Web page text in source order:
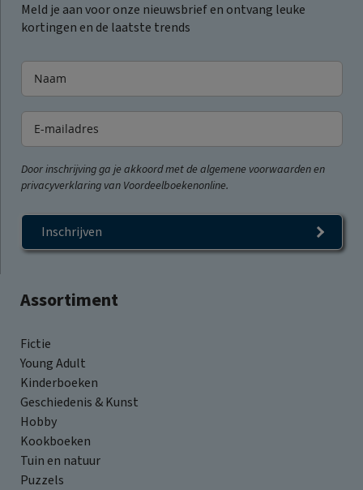
Assortiment
Fictie
Young Adult
Kinderboeken
Geschiedenis & Kunst
Hobby
Kookboeken
Tuin en natuur
Puzzels
Meld je aan voor onze nieuwsbrief en ontvang leuke
kortingen en de laatste trends
Door inschrijving ga je akkoord met de algemene voorwaarden en
privacyverklaring van Voordeelboekenonline.
Inschrijven